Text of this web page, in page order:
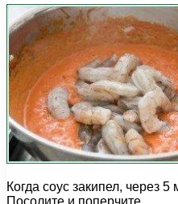
Когда соус закипел, через 5